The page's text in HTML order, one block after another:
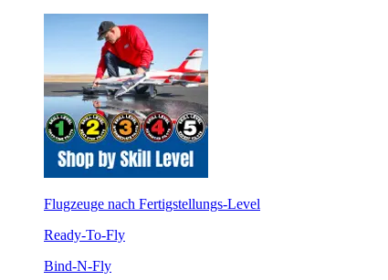
Flugzeuge nach Fertigstellungs-Level
Ready-To-Fly
Bind-N-Fly